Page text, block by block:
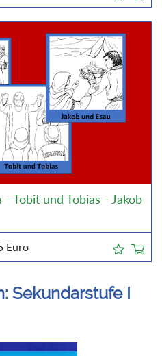
Tobit und Tobias - Jakob
Euro
Sekundarstufe I